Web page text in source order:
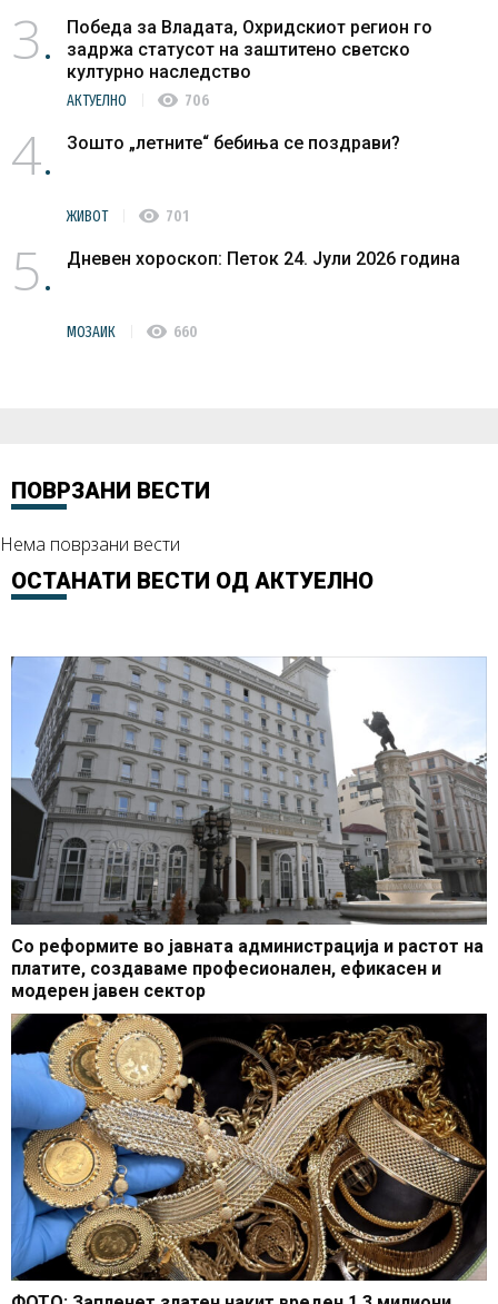
3
Победа за Владата, Охридскиот регион го
задржа статусот на заштитено светско
културно наследство
АКТУЕЛНО visibility 706
4 Зошто „летните“ бебиња се поздрави?
ЖИВОТ visibility 701
5 Дневен хороскоп: Петок 24. Јули 2026 година
МОЗАИК visibility 660
ПОВРЗАНИ ВЕСТИ
Нема поврзани вести
ОСТАНАТИ ВЕСТИ ОД АКТУЕЛНО
Со реформите во јавната администрација и растот на
платите, создаваме професионален, ефикасен и
модерен јавен сектор